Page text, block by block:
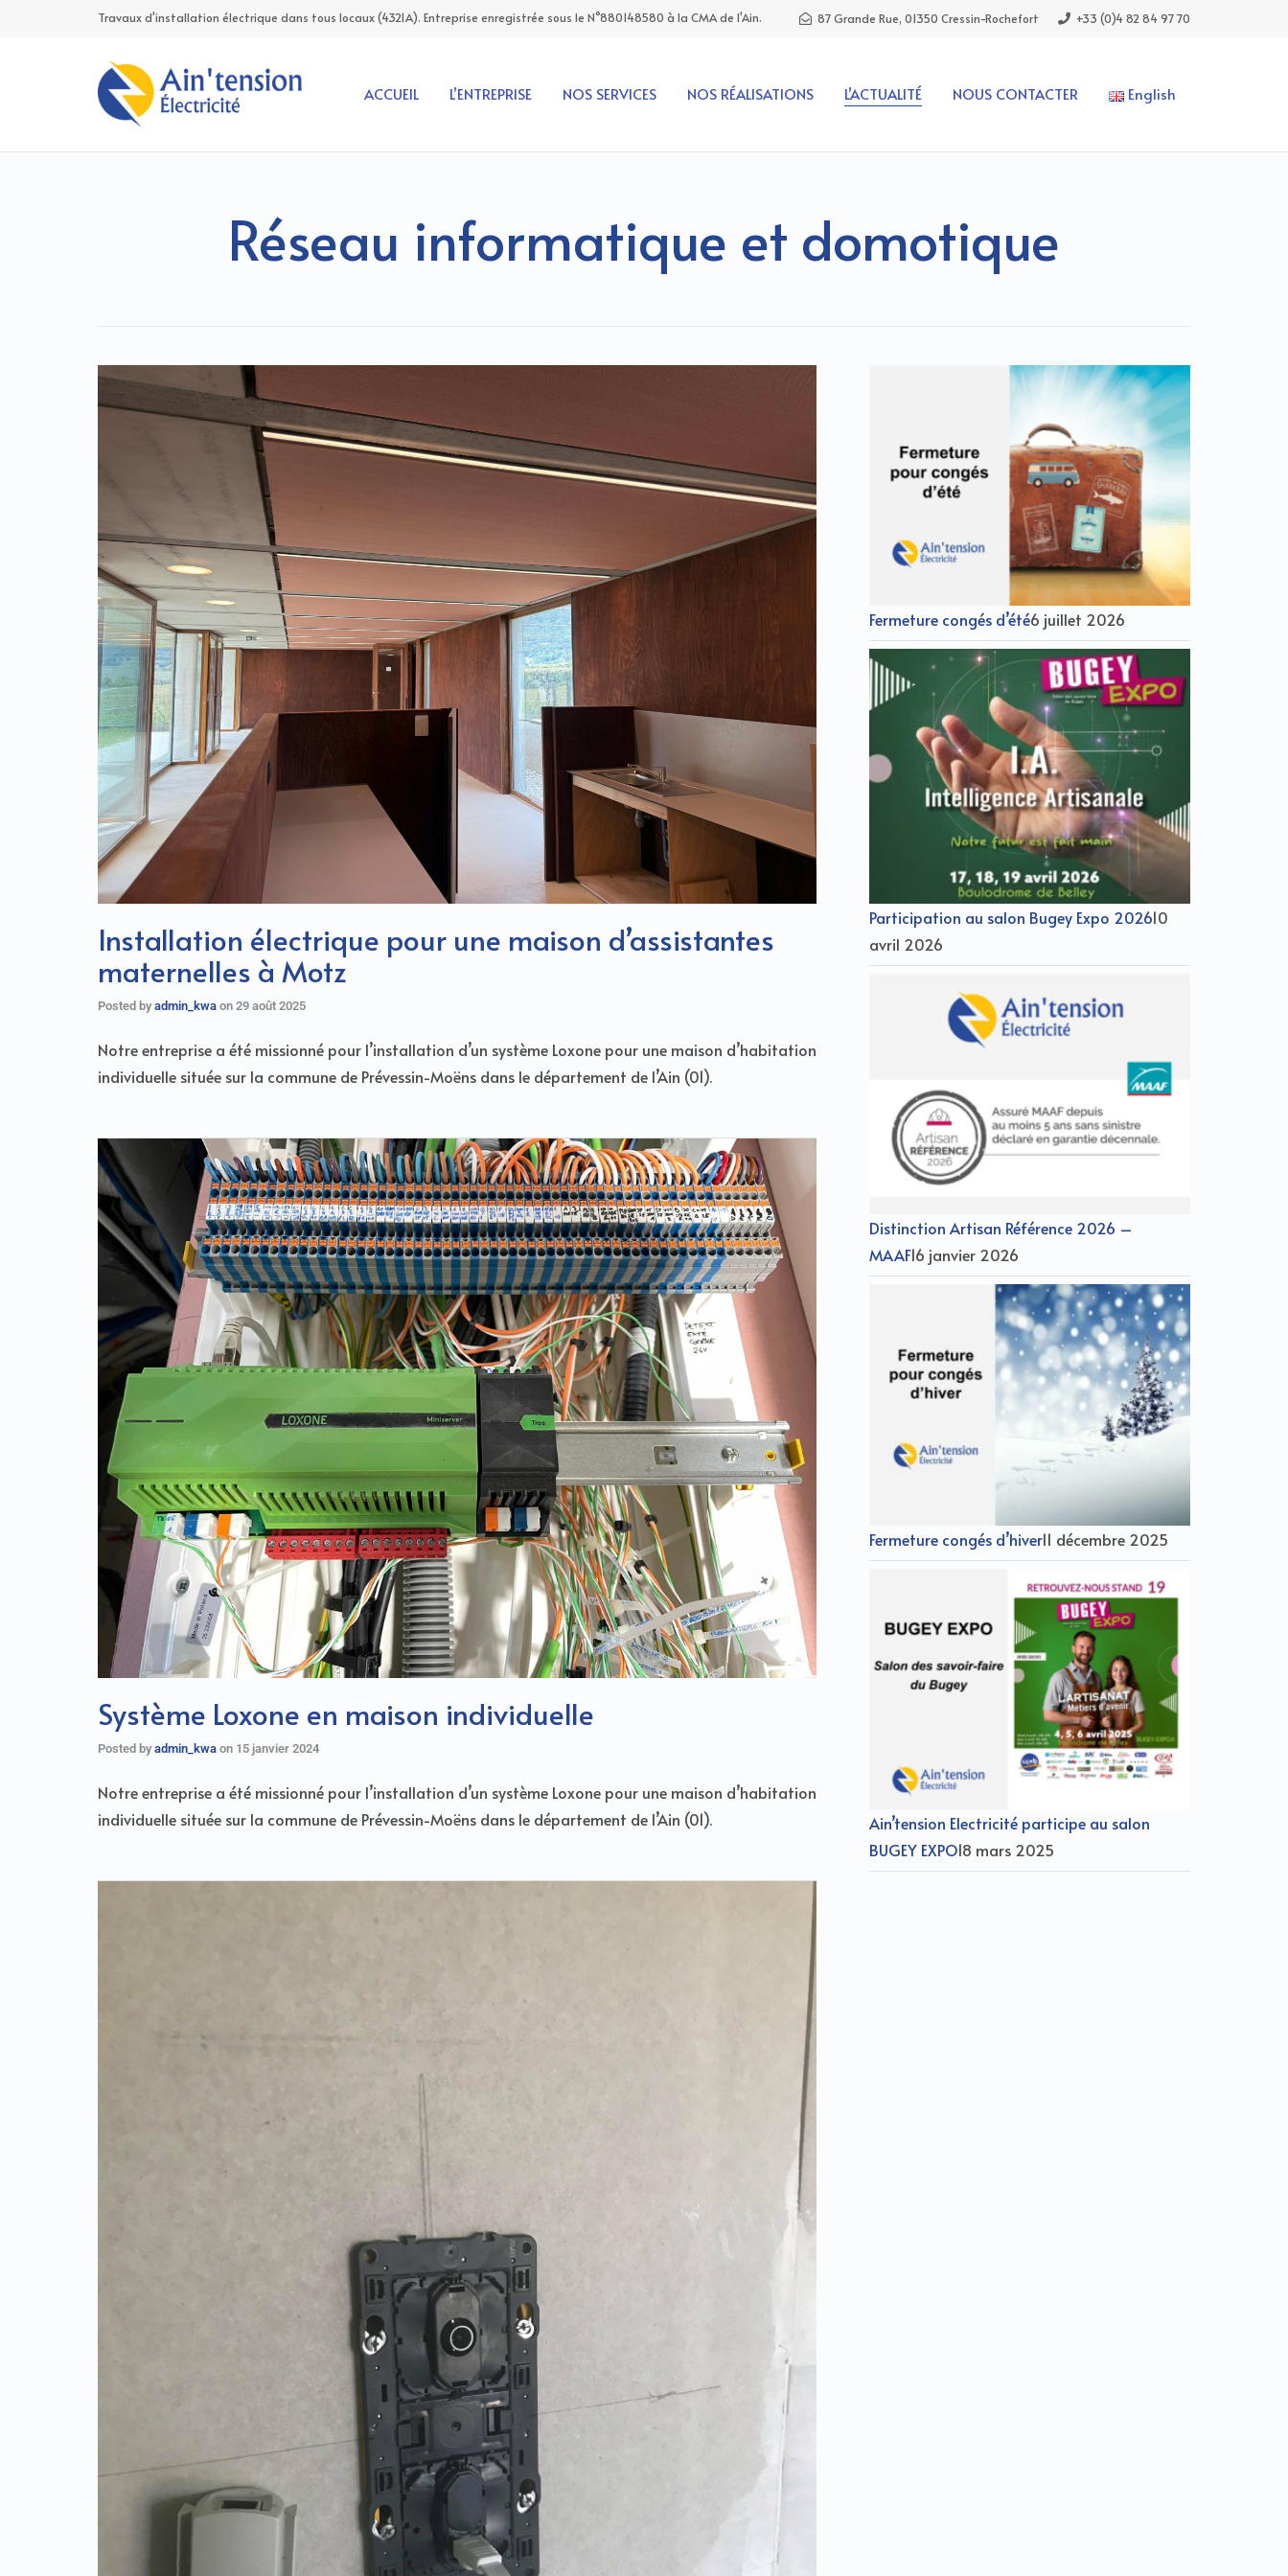
Travaux d'installation électrique dans tous locaux (4321A). Entreprise enregistrée sous le N°880148580 à la CMA de l'Ain. 87 Grande Rue, 01350 Cressin-Rochefort +33 (0)4 82 84 97 70
ACCUEIL L’ENTREPRISE NOS SERVICES NOS RÉALISATIONS L’ACTUALITÉ NOUS CONTACTER English
Réseau informatique et domotique
Installation électrique pour une maison d’assistantes
maternelles à Motz
Posted byadmin_kwa on 29 août 2025
Notre entreprise a été missionné pour l’installation d’un système Loxone pour une maison d’habitation
individuelle située sur la commune de Prévessin-Moëns dans le département de l’Ain (01).
Système Loxone en maison individuelle
Posted byadmin_kwa on 15 janvier 2024
Notre entreprise a été missionné pour l’installation d’un système Loxone pour une maison d’habitation
individuelle située sur la commune de Prévessin-Moëns dans le département de l’Ain (01).
Fermeture congés d’été6 juillet 2026
Participation au salon Bugey Expo 202610
avril 2026
Distinction Artisan Référence 2026 –
MAAF16 janvier 2026
Fermeture congés d’hiver11 décembre 2025
Ain’tension Electricité participe au salon
BUGEY EXPO18 mars 2025